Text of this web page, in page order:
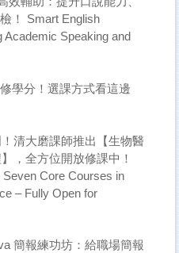
！ Smart English
Academic Speaking and
學分！選課方式看這邊
清大磨課師推出【生物醫
，全方位開放修課中！
Core Courses in
– Fully Open for
簡報練功坊：給職場簡報